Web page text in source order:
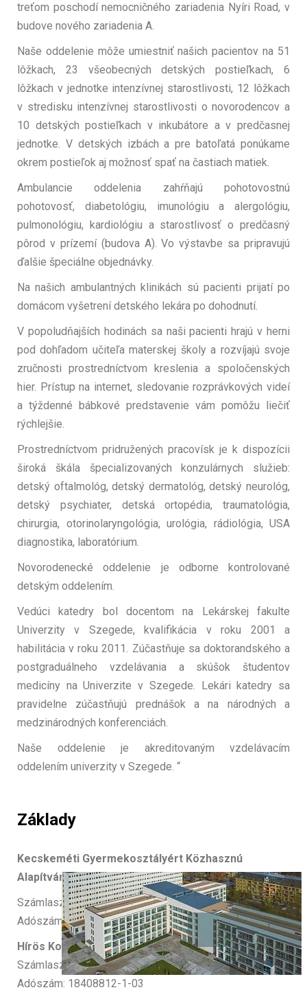
treťom poschodí nemocničného zariadenia Nyíri Road, v
budove nového zariadenia A.
Naše oddelenie môže umiestniť našich pacientov na 51
lôžkach, 23 všeobecných detských postieľkach, 6
lôžkach v jednotke intenzívnej starostlivosti, 12 lôžkach
v stredisku intenzívnej starostlivosti o novorodencov a
10 detských postieľkach v inkubátore a v predčasnej
jednotke. V detských izbách a pre batoľatá ponúkame
okrem postieľok aj možnosť spať na častiach matiek.
Ambulancie oddelenia zahŕňajú pohotovostnú
pohotovosť, diabetológiu, imunológiu a alergológiu,
pulmonológiu, kardiológiu a starostlivosť o predčasný
pôrod v prízemí (budova A). Vo výstavbe sa pripravujú
ďalšie špeciálne objednávky.
Na našich ambulantných klinikách sú pacienti prijatí po
domácom vyšetrení detského lekára po dohodnutí.
V popoludňajších hodinách sa naši pacienti hrajú v herni
pod dohľadom učiteľa materskej školy a rozvíjajú svoje
zručnosti prostredníctvom kreslenia a spoločenských
hier. Prístup na internet, sledovanie rozprávkových videí
a týždenné bábkové predstavenie vám pomôžu liečiť
rýchlejšie.
Prostredníctvom pridružených pracovísk je k dispozícii
široká škála špecializovaných konzulárnych služieb:
detský oftalmológ, detský dermatológ, detský neurológ,
detský psychiater, detská ortopédia, traumatológia,
chirurgia, otorinolaryngológia, urológia, rádiológia, USA
diagnostika, laboratórium.
Novorodenecké oddelenie je odborne kontrolované
detským oddelením.
Vedúci katedry bol docentom na Lekárskej fakulte
Univerzity v Szegede, kvalifikácia v roku 2001 a
habilitácia v roku 2011. Zúčastňuje sa doktorandského a
postgraduálneho vzdelávania a skúšok študentov
medicíny na Univerzite v Szegede. Lekári katedry sa
pravidelne zúčastňujú prednášok a na národných a
medzinárodných konferenciách.
Naše oddelenie je akreditovaným vzdelávacím
oddelením univerzity v Szegede. “
Základy
Kecskeméti Gyermekosztályért Közhasznú
Alapítvány
Számlaszám: 10402506-25020153-00000000
Adószám: 18352522-1-03
Hírös Koraszülöttekért Alapítvány
Számlaszám: 10401165-50526685-57561009
Adószám: 18408812-1-03